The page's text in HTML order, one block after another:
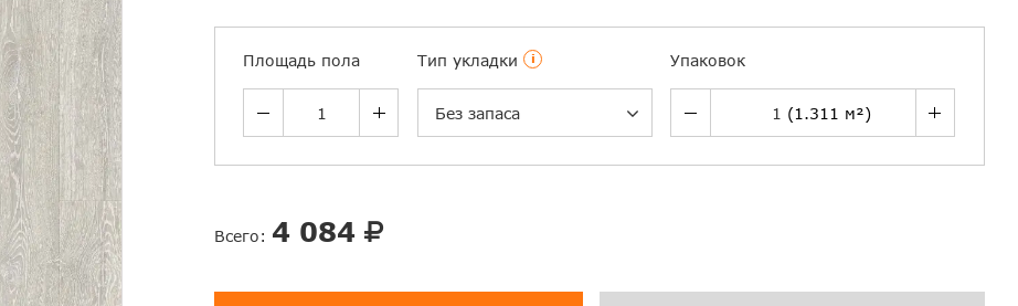
Площадь пола Тип укладки i
Без запаса
Упаковок
Всего: 4 084